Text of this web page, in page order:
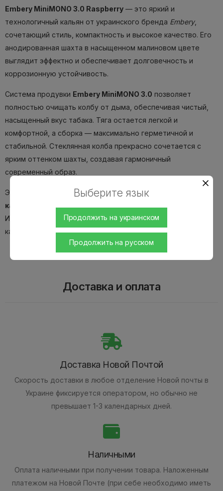
Выберите язык
Продолжить на украинском
Продолжить на русском
Embery MiniMONO 3.0 Raspberry — это яркий и
технологичный кальян от украинского бренда Embery,
сочетающий стиль, компактность и высокое качество. Его
анодированная шахта в насыщенном малиновом цвете
выглядит эффектно и обеспечивает долговечность и
коррозионную устойчивость.
Система продувки Embery MiniMONO 3.0 позволяет
полностью очищать колбу от дыма, обеспечивая чистый,
насыщенный вкус табака. Тяга остается легкой и
комфортной, а сборка — максимально герметичной и
стабильной. Стеклянная колба прекрасно сочетается с
ярким оттенком шахты, создавая гармоничный
современный образ.
Этот кальян — выбор тех, кто ценитукраинское
качество, эргономику и неповторимый дизайн
Идеально подходит как для домашнего отдыха, так и для
кальянных заведений.
Доставка и оплата
Доставка Новой Почтой
Скорость доставки в любое отделение Новой почты в
Украине фиксируется оператором, но обычно не
превышает 1-3 календарных дней.
Наличными
Оплата наличными при получении товара. Наложенным
платежом на Новой Почте (при себе необходимо иметь